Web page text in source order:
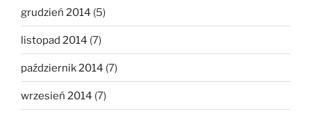
grudzień 2014 (5)
listopad 2014 (7)
październik 2014 (7)
wrzesień 2014 (7)